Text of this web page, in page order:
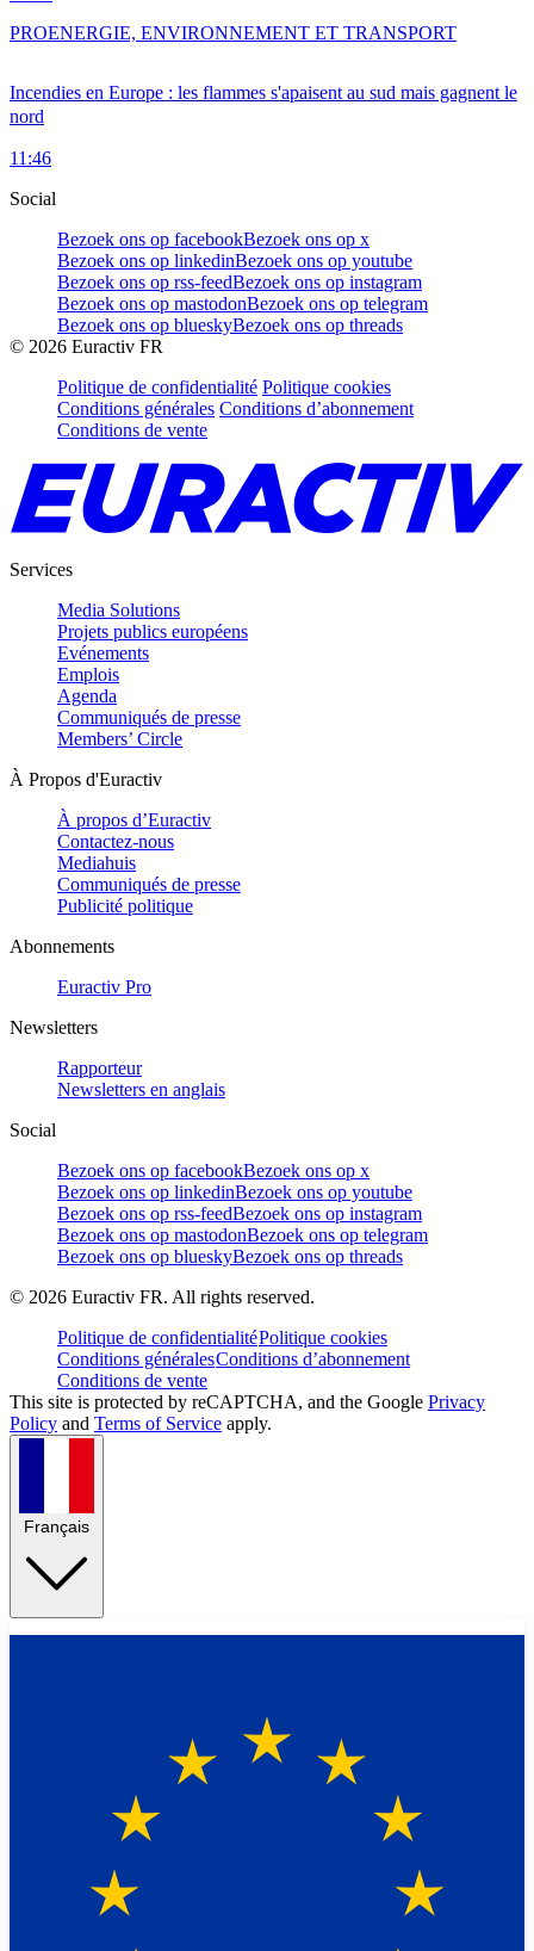
Incendies en Europe : les flammes s'apaisent au sud mais gagnent le
nord
11:46
PROENERGIE, ENVIRONNEMENT ET TRANSPORT
Social
Bezoek ons op facebookBezoek ons op x
Bezoek ons op linkedinBezoek ons op youtube
Bezoek ons op rss-feedBezoek ons op instagram
Bezoek ons op mastodonBezoek ons op telegram
Bezoek ons op blueskyBezoek ons op threads
© 2026 Euractiv FR
Politique de confidentialité Politique cookies
Conditions générales Conditions d’abonnement
Conditions de vente
Services
Media Solutions
Projets publics européens
Evénements
Emplois
Agenda
Communiqués de presse
Members’ Circle
À Propos d'Euractiv
À propos d’Euractiv
Contactez-nous
Mediahuis
Communiqués de presse
Publicité politique
Abonnements
Euractiv Pro
Newsletters
Rapporteur
Newsletters en anglais
Social
Bezoek ons op facebookBezoek ons op x
Bezoek ons op linkedinBezoek ons op youtube
Bezoek ons op rss-feedBezoek ons op instagram
Bezoek ons op mastodonBezoek ons op telegram
Bezoek ons op blueskyBezoek ons op threads
© 2026 Euractiv FR. All rights reserved.
Politique de confidentialitéPolitique cookies
Conditions généralesConditions d’abonnement
Conditions de vente
This site is protected by reCAPTCHA, and the Google Privacy
Policy and Terms of Service apply.
Français